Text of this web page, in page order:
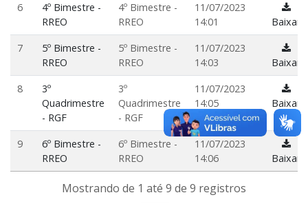
6
4º Bimestre -
RREO
4º Bimestre -
RREO
11/07/2023
14:01
Baixar
7
5º Bimestre -
RREO
5º Bimestre -
RREO
11/07/2023
14:03
Baixar
8
3º
Quadrimestre
- RGF
3º
Quadrimestre
- RGF
11/07/2023
14:05
Baixar
9
6º Bimestre -
RREO
6º Bimestre -
RREO
11/07/2023
14:06
Baixar
Mostrando de 1 até 9 de 9 registros